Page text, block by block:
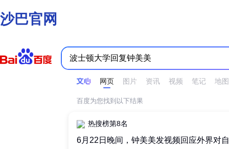
沙巴官网
网页 图片 资讯 视频 笔记 地图
时间不限 所有网页和文件 站点内检索
百度为您找到以下结果
热搜榜第8名
6月22日晚间，钟美美发视频回应外界对